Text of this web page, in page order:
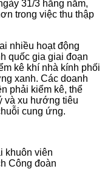
31/3 hằng năm,
trong việc thu thập
nhiều hoạt động
quốc gia giai đoạn
kê khí nhà kính phối
xanh. Các doanh
phải kiểm kê, thể
và xu hướng tiêu
cung ứng.
khuôn viên
Công đoàn